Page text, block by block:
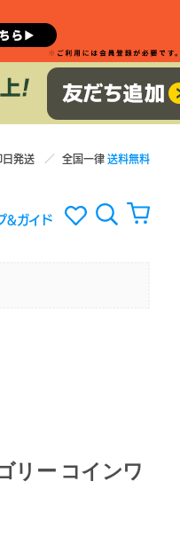
日発送 全国一律送料無料
&ガイド
リー コインワ